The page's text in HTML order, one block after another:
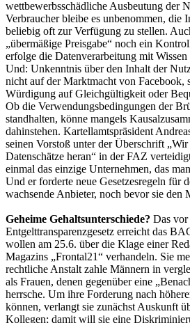
wettbewerbsschädliche Ausbeutung der
Verbraucher bleibe es unbenommen, die
beliebig oft zur Verfügung zu stellen.
„übermäßige Preisgabe“ noch ein
erfolge die Datenverarbeitung mit
Und: Unkenntnis über den Inhalt der
nicht auf der Marktmacht von Facebook,
Würdigung auf Gleichgültigkeit oder
Ob die Verwendungsbedingungen der
standhalten, könne mangels
dahinstehen. Kartellamtspräsident
seinen Vorstoß unter der Überschrift „Wir
Datenschätze heran“ in der FAZ
einmal das einzige Unternehmen, das
Und er forderte neue Gesetzesregeln für
wachsende Anbieter, noch bevor sie den
Geheime Gehaltsunterschiede? Das vor
Entgelttransparenzgesetz erreicht das
wollen am 25.6. über die Klage einer
Magazins „Frontal21“ verhandeln. Sie
rechtliche Anstalt zahle Männern in
als Frauen, denen gegenüber eine
herrsche. Um ihre Forderung nach
können, verlangt sie zunächst Auskunft
Kollegen; damit will sie eine